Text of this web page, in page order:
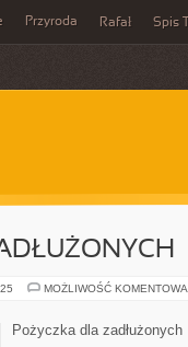
Przyroda Rafał Spis
MOŻLIWOŚĆ
Pożyczka dla